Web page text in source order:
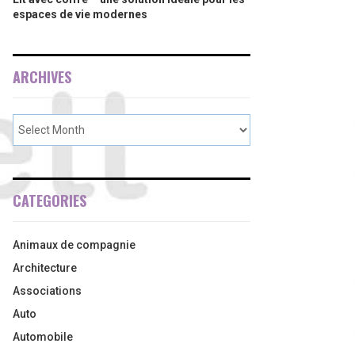
espaces de vie modernes
ARCHIVES
CATEGORIES
Animaux de compagnie
Architecture
Associations
Auto
Automobile